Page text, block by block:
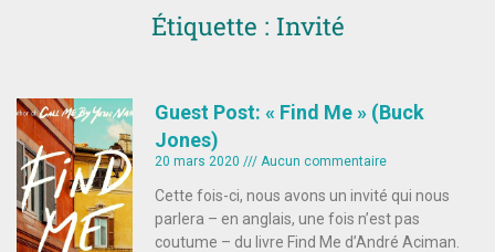
Étiquette : Invité
Guest Post: « Find Me » (Buck
Jones)
20 mars 2020 Aucun commentaire
Cette fois-ci, nous avons un invité qui nous
parlera – en anglais, une fois n’est pas
coutume – du livre Find Me d’André Aciman.